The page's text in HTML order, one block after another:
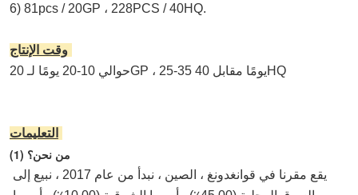
6) 81pcs / 20GP ، 228PCS / 40HQ.
وقت الإنتاج
حوالي 10-20 يومًا لـ 20GP ، 25-35 يومًا مقابل 40HQ
(1) من نحن؟